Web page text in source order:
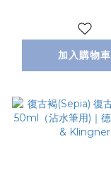
加入購物車